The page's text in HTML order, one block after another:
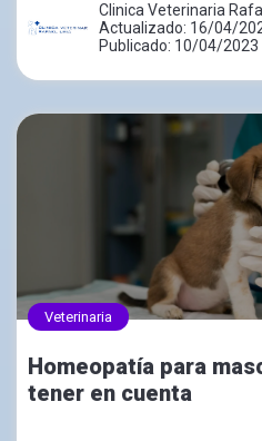
Clinica Veterinaria
Actualizado: 16/04/
Publicado: 10/04/2023
Veterinaria
Homeopatía para
tener en cuenta